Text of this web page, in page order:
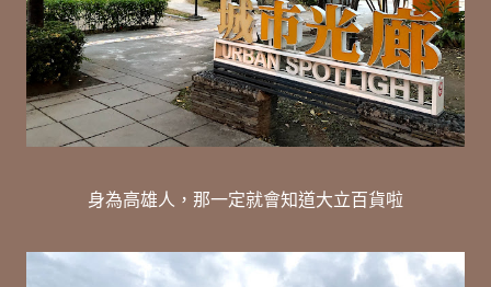
身為高雄人，那一定就會知道大立百貨啦